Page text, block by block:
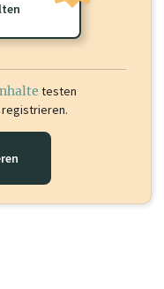
testen
registrieren.